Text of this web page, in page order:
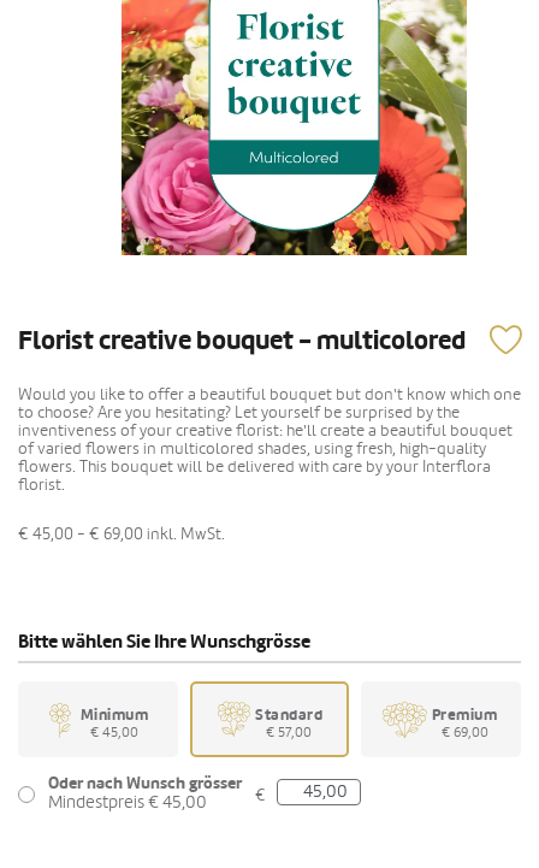
Florist creative bouquet - multicolored
Would you like to offer a beautiful bouquet but don't know which one
to choose? Are you hesitating? Let yourself be surprised by the
inventiveness of your creative florist: he'll create a beautiful bouquet
of varied flowers in multicolored shades, using fresh, high-quality
flowers. This bouquet will be delivered with care by your Interflora
florist.
€ 45,00 - € 69,00 inkl. MwSt.
Bitte wählen Sie Ihre Wunschgrösse
Minimum
€ 45,00
Standard
€ 57,00
Premium
€ 69,00
Oder nach Wunsch grösser
Mindestpreis € 45,00
€